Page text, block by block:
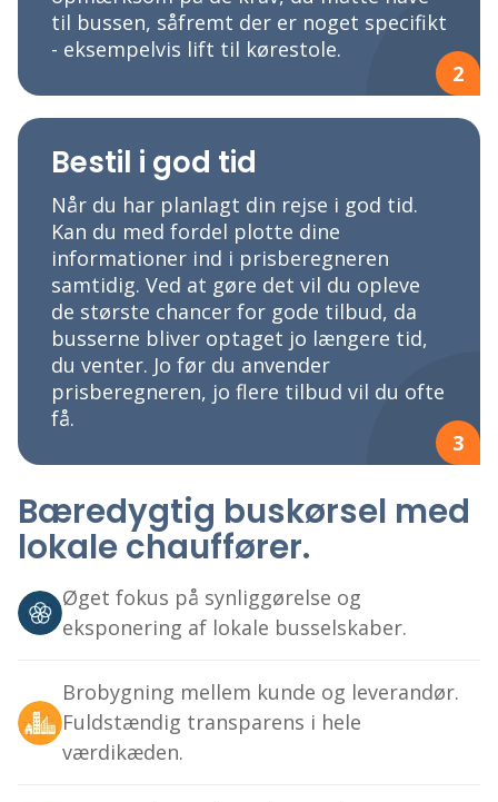
til bussen, såfremt der er noget specifikt
- eksempelvis lift til kørestole.
2
Bestil i god tid
Når du har planlagt din rejse i god tid.
Kan du med fordel plotte dine
informationer ind i prisberegneren
samtidig. Ved at gøre det vil du opleve
de største chancer for gode tilbud, da
busserne bliver optaget jo længere tid,
du venter. Jo før du anvender
prisberegneren, jo flere tilbud vil du ofte
få.
3
Bæredygtig buskørsel med
lokale chauffører.
Øget fokus på synliggørelse og
eksponering af lokale busselskaber.
Brobygning mellem kunde og leverandør.
Fuldstændig transparens i hele
værdikæden.